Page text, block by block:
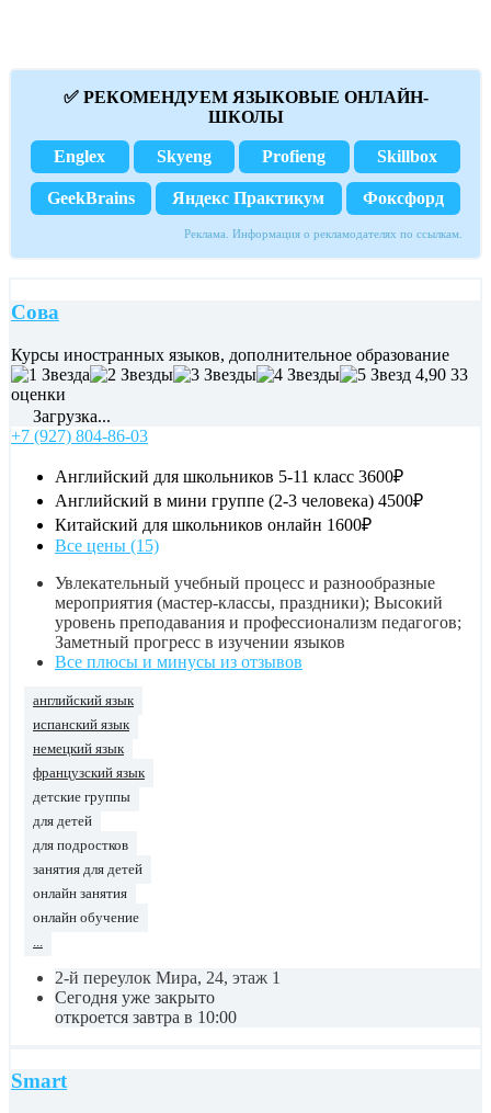
✅ РЕКОМЕНДУЕМ ЯЗЫКОВЫЕ ОНЛАЙН-
ШКОЛЫ
Englex Skyeng Profieng Skillbox
GeekBrains Яндекс Практикум Фоксфорд
Реклама. Информация о рекламодателях по ссылкам.
Сова
Курсы иностранных языков, дополнительное образование
4,90 33
оценки
Загрузка...
+7 (927) 804-86-03
Английский для школьников 5-11 класс 3600₽
Английский в мини группе (2-3 человека) 4500₽
Китайский для школьников онлайн 1600₽
Все цены (15)
Увлекательный учебный процесс и разнообразные
мероприятия (мастер-классы, праздники); Высокий
уровень преподавания и профессионализм педагогов;
Заметный прогресс в изучении языков
Все плюсы и минусы из отзывов
английский язык
испанский язык
немецкий язык
французский язык
детские группы
для детей
для подростков
занятия для детей
онлайн занятия
онлайн обучение
2-й переулок Мира, 24, этаж 1
Сегодня уже закрыто
откроется завтра в 10:00
Smart